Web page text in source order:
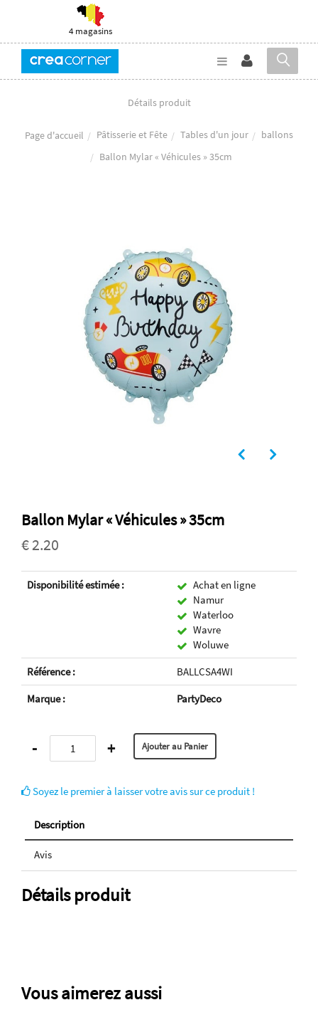
4 magasins
Détails produit
Page d'accueil Pâtisserie et Fête Tables d'un jour
ballons
Ballon Mylar « Véhicules » 35cm
Ballon Mylar « Véhicules » 35cm
€ 2.20
Disponibilité estimée :
Achat en ligne
Namur
Waterloo
Wavre
Woluwe
Référence :
BALLCSA4WI
Marque :
PartyDeco
- +
Soyez le premier à laisser votre avis sur ce produit !
Description
Avis
Détails produit
Vous aimerez aussi